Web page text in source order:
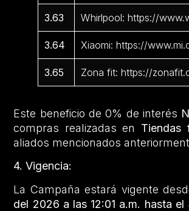
3.63 Whirlpool: https://
3.64 Xiaomi: https://
3.65 Zona fit: https://
Este beneficio de 0% de interés
compras realizadas en Tiendas
aliados mencionados
4. Vigencia:
La Campaña estará vigente
del 2026 a las 12:01 a.m. hasta el